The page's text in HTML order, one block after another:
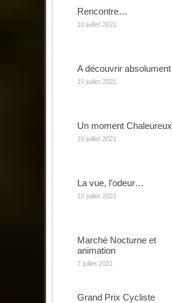
Rencontre…
10 juillet 2021
A découvrir absolument
10 juillet 2021
Un moment Chaleureux
10 juillet 2021
La vue, l’odeur…
10 juillet 2021
Marché Nocturne et
animation
7 juillet 2021
Grand Prix Cycliste